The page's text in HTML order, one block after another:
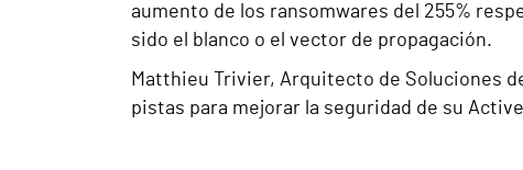
aumento de los ransomwares del 255%
sido el blanco o el vector de propagación.
Matthieu Trivier, Arquitecto de Soluciones
pistas para mejorar la seguridad de su